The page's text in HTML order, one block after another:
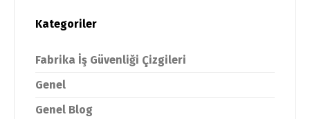
Kategoriler
Fabrika İş Güvenliği Çizgileri
Genel
Genel Blog